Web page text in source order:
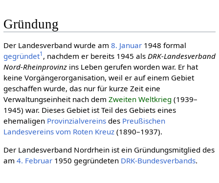
Gründung
Der Landesverband wurde am 8. Januar1948 formal
gegründet1 , nachdem er bereits 1945 als DRK-Landesverband
Nord-Rheinprovinzins Leben gerufen worden war. Er hat
keine Vorgängerorganisation, weil er auf einem Gebiet
geschaffen wurde, das nur für kurze Zeit eine
Verwaltungseinheit nach dem Zwei­ten Welt­krieg (1939–
1945) war. Dieses Gebiet ist Teil des Gebiets eines
ehemaligen Provinzialvereinsdes Preußischen
Landesvereins vom Roten Kreuz(1890–1937).
Der Landesverband Nordrhein ist ein Gründungsmitglied des
am 4. Februar1950 gegründeten DRK-Bundesverbands.